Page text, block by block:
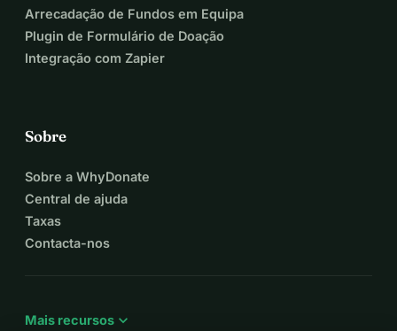
Arrecadação de Fundos em Equipa
Plugin de Formulário de Doação
Integração com Zapier
Sobre
Sobre a WhyDonate
Central de ajuda
Taxas
Contacta-nos
Mais recursos expand_more